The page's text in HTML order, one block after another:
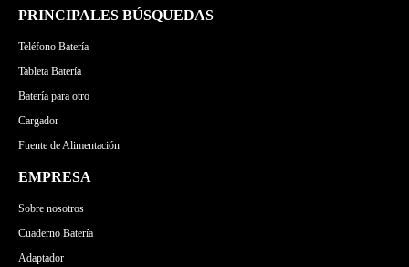
PRINCIPALES BÚSQUEDAS
Teléfono Batería
Tableta Batería
Batería para otro
Cargador
Fuente de Alimentación
EMPRESA
Sobre nosotros
Cuaderno Batería
Adaptador